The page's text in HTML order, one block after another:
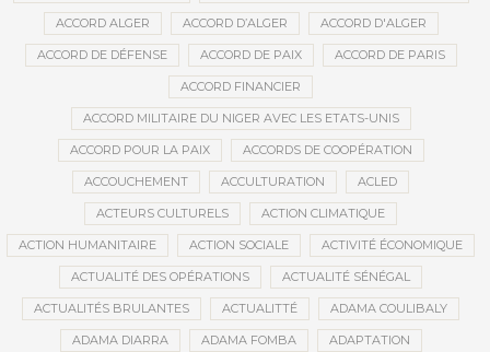
ACCORD ALGER ACCORD D’ALGER ACCORD D'ALGER
ACCORD DE DÉFENSE ACCORD DE PAIX ACCORD DE PARIS
ACCORD FINANCIER
ACCORD MILITAIRE DU NIGER AVEC LES ETATS-UNIS
ACCORD POUR LA PAIX ACCORDS DE COOPÉRATION
ACCOUCHEMENT ACCULTURATION ACLED
ACTEURS CULTURELS ACTION CLIMATIQUE
ACTION HUMANITAIRE ACTION SOCIALE ACTIVITÉ ÉCONOMIQUE
ACTUALITÉ DES OPÉRATIONS ACTUALITÉ SÉNÉGAL
ACTUALITÉS BRULANTES ACTUALITTÉ ADAMA COULIBALY
ADAMA DIARRA ADAMA FOMBA ADAPTATION